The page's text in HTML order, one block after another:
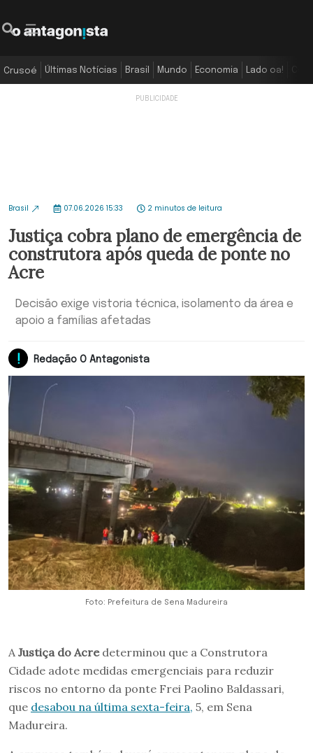
Crusoé Últimas Notícias Brasil Mundo Economia Lado oa!
Brasil 07.06.2026 15:33 2 minutos de leitura
Justiça cobra plano de emergência de
construtora após queda de ponte no
Acre
Decisão exige vistoria técnica, isolamento da área e
apoio a famílias afetadas
Redação O Antagonista
Foto: Prefeitura de Sena Madureira
A Justiça do Acredeterminou que a Construtora
Cidade adote medidas emergenciais para reduzir
riscos no entorno da ponte Frei Paolino Baldassari,
que desabou na última sexta-feira, 5, em Sena
Madureira.